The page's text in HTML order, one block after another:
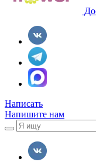
Написать
Напишите нам